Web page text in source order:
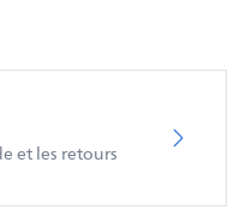
et les retours